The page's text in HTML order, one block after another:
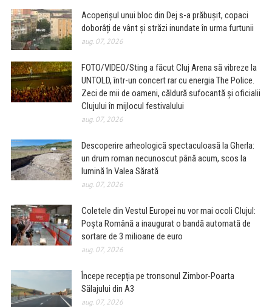
Acoperișul unui bloc din Dej s-a prăbușit, copaci
doborâți de vânt și străzi inundate în urma furtunii
aug. 07, 2026
FOTO/VIDEO/Sting a făcut Cluj Arena să vibreze la
UNTOLD, într-un concert rar cu energia The Police.
Zeci de mii de oameni, căldură sufocantă și oficialii
Clujului în mijlocul festivalului
aug. 07, 2026
Descoperire arheologică spectaculoasă la Gherla:
un drum roman necunoscut până acum, scos la
lumină în Valea Sărată
aug. 07, 2026
Coletele din Vestul Europei nu vor mai ocoli Clujul:
Poșta Română a inaugurat o bandă automată de
sortare de 3 milioane de euro
aug. 07, 2026
Începe recepția pe tronsonul Zimbor-Poarta
Sălajului din A3
aug. 07, 2026